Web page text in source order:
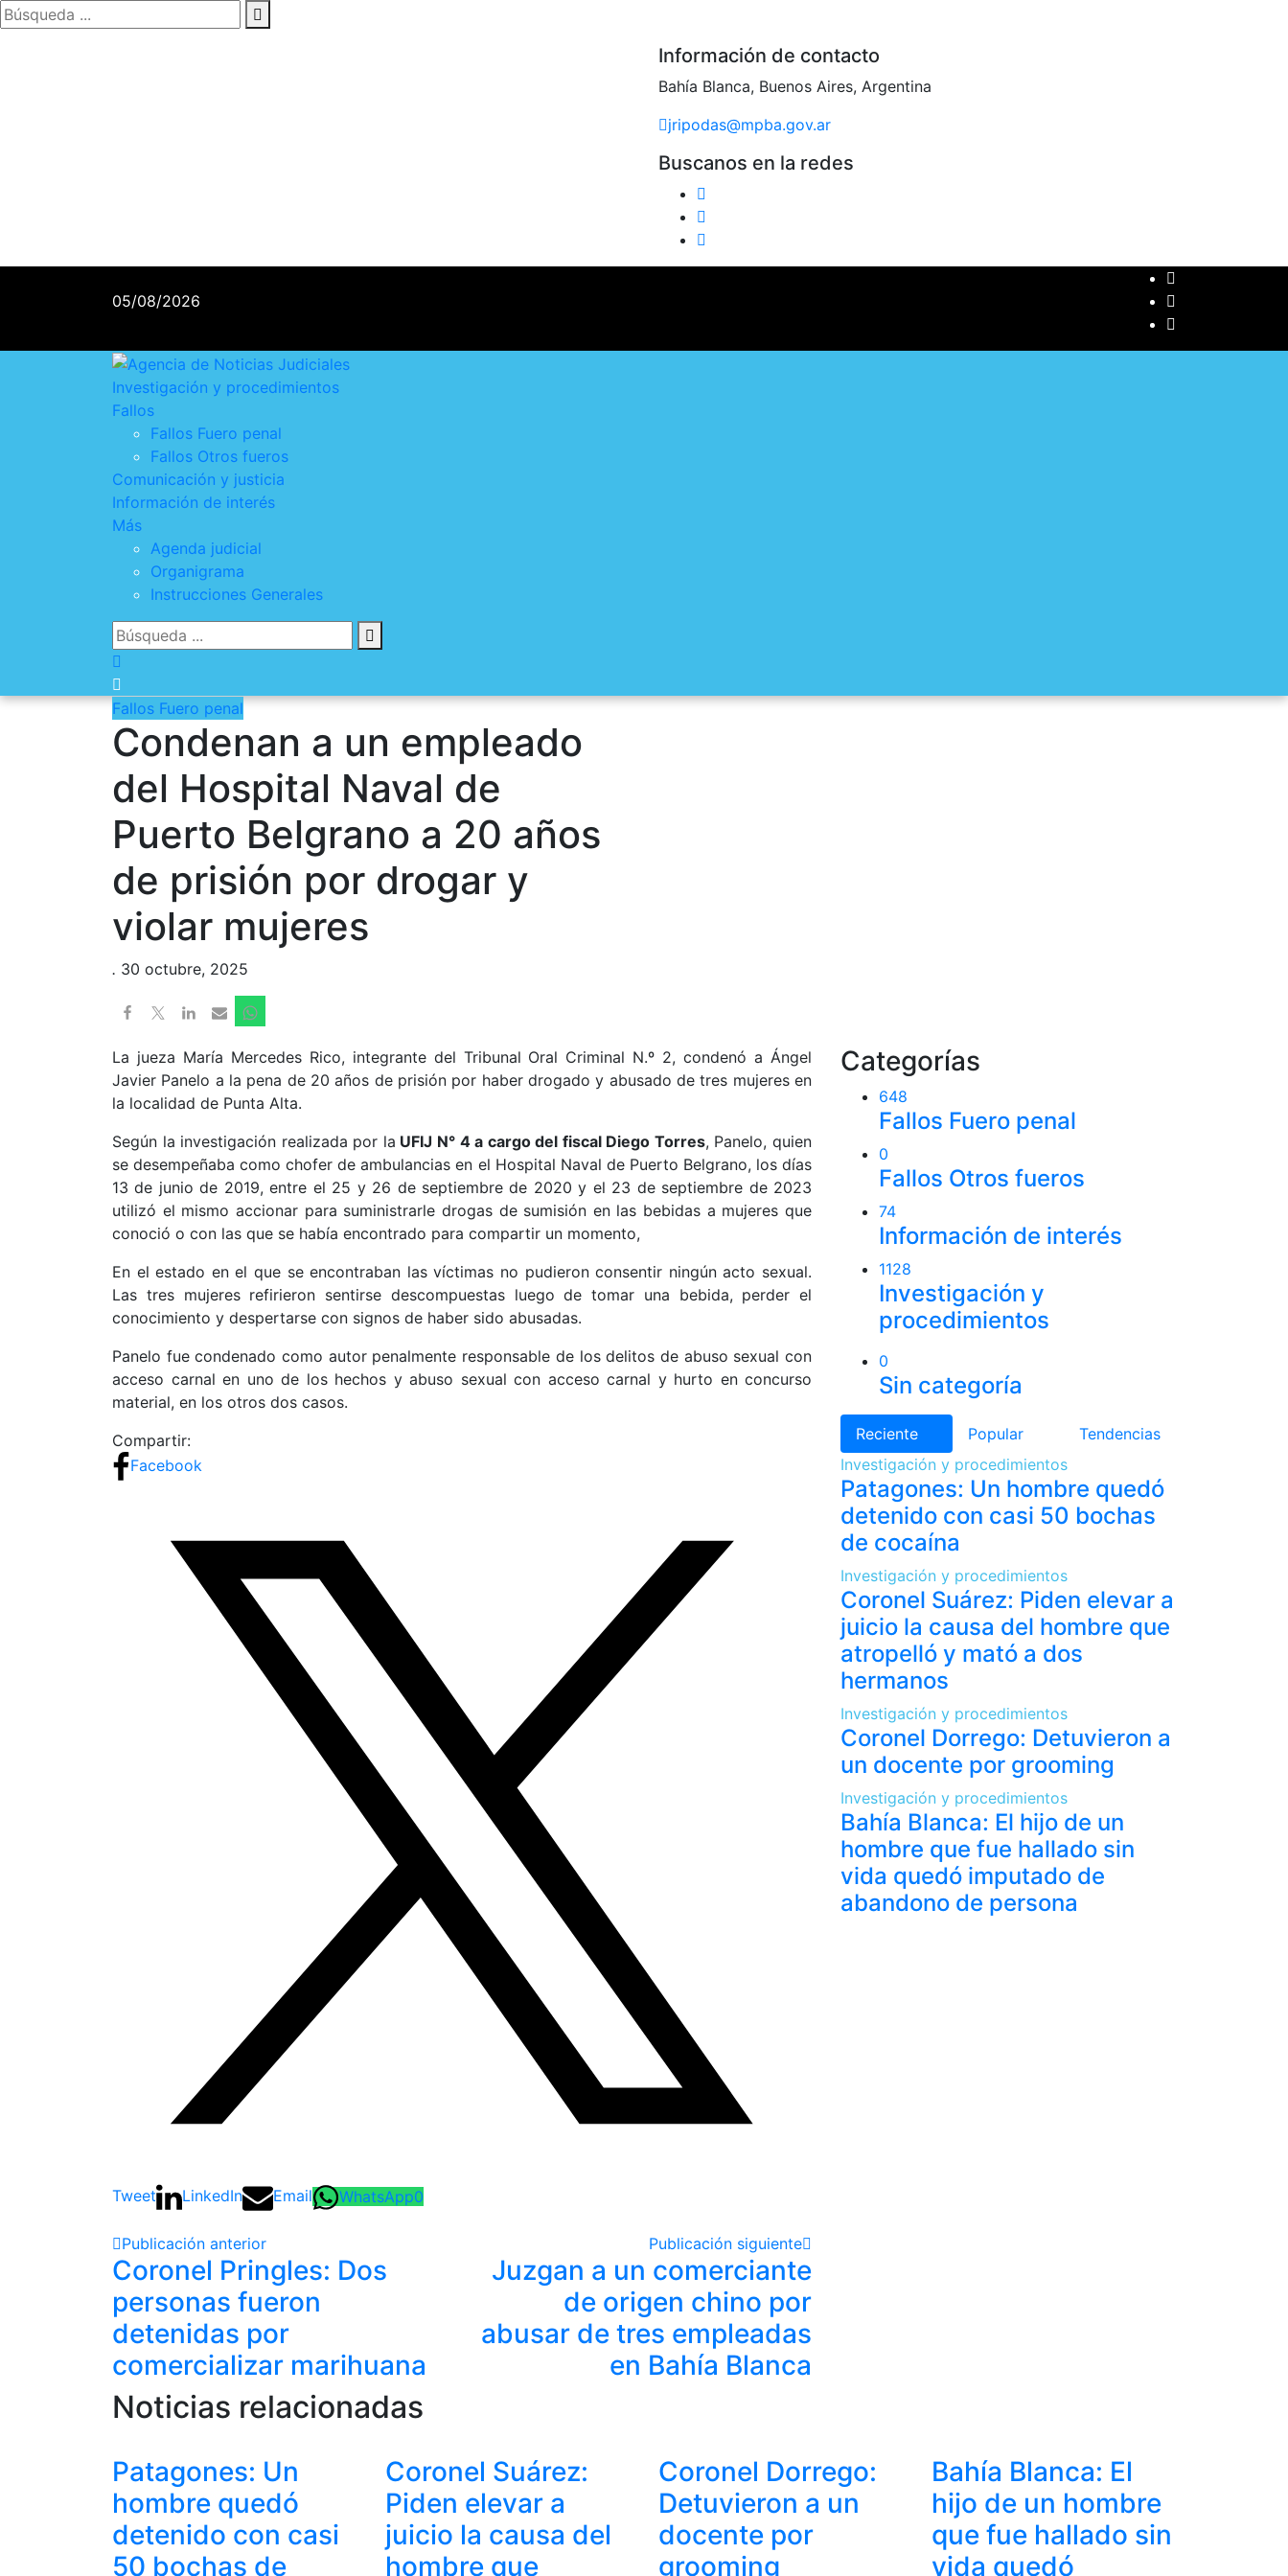
Información de contacto
Bahía Blanca, Buenos Aires, Argentina
jripodas@mpba.gov.ar
Buscanos en la redes
05/08/2026
Investigación y procedimientos
Fallos
Fallos Fuero penal
Fallos Otros fueros
Comunicación y justicia
Información de interés
Más
Agenda judicial
Organigrama
Instrucciones Generales
Fallos Fuero penal
Condenan a un empleado
del Hospital Naval de
Puerto Belgrano a 20 años
de prisión por drogar y
violar mujeres
. 30 octubre, 2025
La jueza María Mercedes Rico, integrante del Tribunal Oral Criminal N.º 2, condenó a Ángel
Javier Panelo a la pena de 20 años de prisión por haber drogado y abusado de tres mujeres en
la localidad de Punta Alta.
Según la investigación realizada por la UFIJ N° 4 a cargo del fiscal Diego Torres, Panelo, quien
se desempeñaba como chofer de ambulancias en el Hospital Naval de Puerto Belgrano, los días
13 de junio de 2019, entre el 25 y 26 de septiembre de 2020 y el 23 de septiembre de 2023
utilizó el mismo accionar para suministrarle drogas de sumisión en las bebidas a mujeres que
conoció o con las que se había encontrado para compartir un momento,
En el estado en el que se encontraban las víctimas no pudieron consentir ningún acto sexual.
Las tres mujeres refirieron sentirse descompuestas luego de tomar una bebida, perder el
conocimiento y despertarse con signos de haber sido abusadas.
Panelo fue condenado como autor penalmente responsable de los delitos de abuso sexual con
acceso carnal en uno de los hechos y abuso sexual con acceso carnal y hurto en concurso
material, en los otros dos casos.
Compartir:
Facebook
Tweet LinkedIn Email WhatsApp0
Publicación anterior
Coronel Pringles: Dos
personas fueron
detenidas por
comercializar marihuana
Publicación siguiente
Juzgan a un comerciante
de origen chino por
abusar de tres empleadas
en Bahía Blanca
Categorías
648
Fallos Fuero penal
0
Fallos Otros fueros
74
Información de interés
1128
Investigación y
procedimientos
0
Sin categoría
Reciente Popular
Tendencias
Investigación y procedimientos
Patagones: Un hombre quedó
detenido con casi 50 bochas
de cocaína
Investigación y procedimientos
Coronel Suárez: Piden elevar a
juicio la causa del hombre que
atropelló y mató a dos
hermanos
Investigación y procedimientos
Coronel Dorrego: Detuvieron a
un docente por grooming
Investigación y procedimientos
Bahía Blanca: El hijo de un
hombre que fue hallado sin
vida quedó imputado de
abandono de persona
Noticias relacionadas
Patagones: Un
hombre quedó
detenido con casi
50 bochas de
Coronel Suárez:
Piden elevar a
juicio la causa del
hombre que
Coronel Dorrego:
Detuvieron a un
docente por
grooming
Bahía Blanca: El
hijo de un hombre
que fue hallado sin
vida quedó